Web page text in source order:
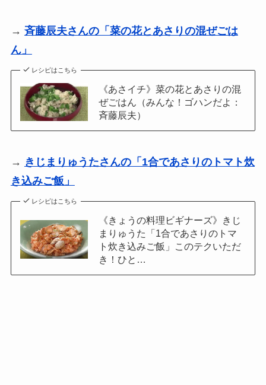
→斉藤辰夫さんの「菜の花とあさりの混ぜごは
ん」
レシピはこちら
《あさイチ》菜の花とあさりの混
ぜごはん（みんな！ゴハンだよ：
斉藤辰夫）
→ きじまりゅうたさんの「1合であさりのトマト炊
き込みご飯」
レシピはこちら
《きょうの料理ビギナーズ》きじ
まりゅうた「1合であさりのトマ
ト炊き込みご飯」このテクいただ
き！ひと…